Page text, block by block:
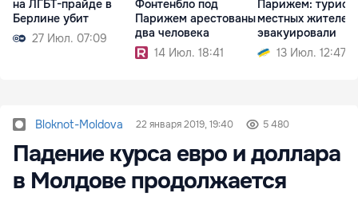
на ЛГБТ-прайде в
Берлине убит
27 Июл. 07:09
Фонтенбло под
Парижем арестованы
два человека
14 Июл. 18:41
Парижем:
местных жителей
эвакуировали
13 Июл. 12:47
Bloknot-Moldova 22 января 2019, 19:40 5 480
Падение курса евро и доллара
в Молдове продолжается